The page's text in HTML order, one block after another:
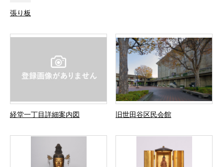
張り板
経堂一丁目詳細案内図 旧世田谷区民会館